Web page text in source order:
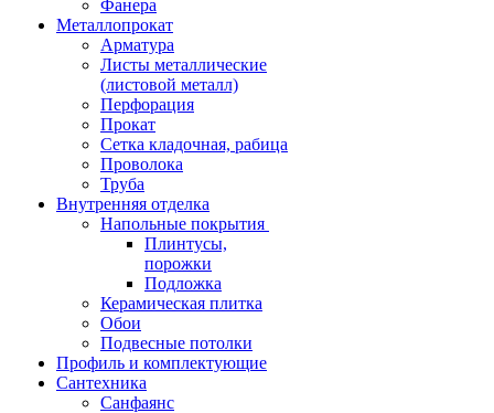
Фанера
Металлопрокат
Арматура
Листы металлические
(листовой металл)
Перфорация
Прокат
Сетка кладочная, рабица
Проволока
Труба
Внутренняя отделка
Напольные покрытия
Плинтусы,
порожки
Подложка
Керамическая плитка
Обои
Подвесные потолки
Профиль и комплектующие
Сантехника
Санфаянс